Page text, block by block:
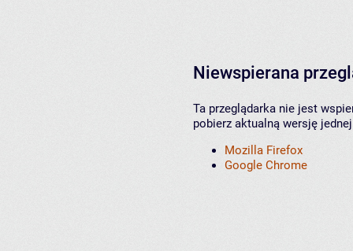
Niewspierana
Ta przeglądarka nie jest
pobierz aktualną wersję
Mozilla Firefox
Google Chrome